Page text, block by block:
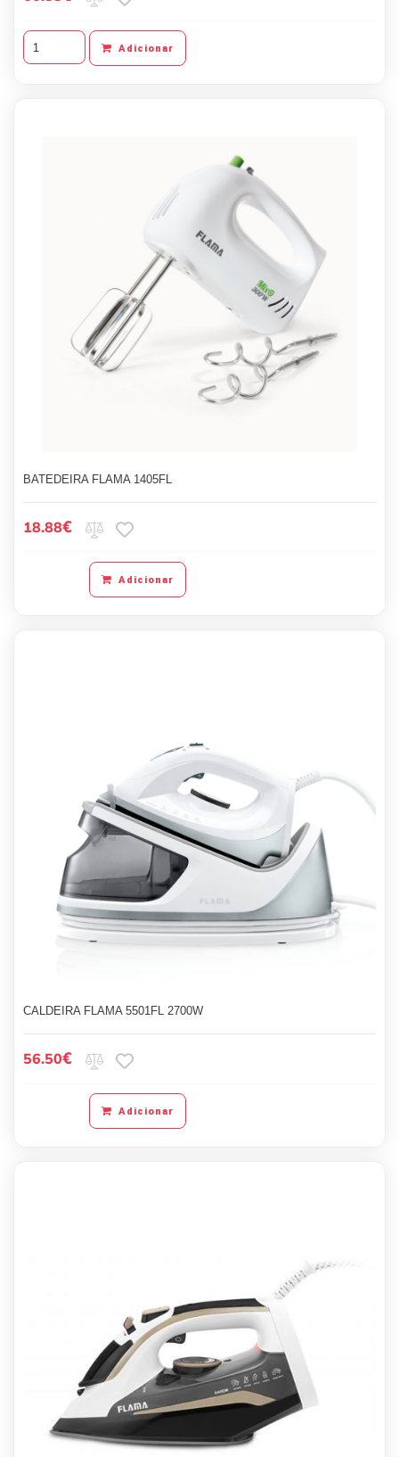
Adicionar
BATEDEIRA FLAMA 1405FL
18.88€
Adicionar
CALDEIRA FLAMA 5501FL 2700W
56.50€
Adicionar